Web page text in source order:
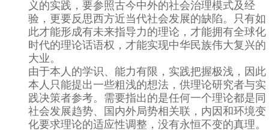
义的实践，要参照古今中外的社会治理模式及经
验，更要反思西方近当代社会发展的缺陷。只有如
此才能形成有未来指导力的理论，才能拥有全球化
时代的理论话语权，才能实现中华民族伟大复兴的
大业。
由于本人的学识、能力有限，实践把握极浅，因此
本人只能提出一些粗浅的想法，供理论研究者与实
践决策者参考。需要指出的是任何一个理论都是同
社会发展趋势、国内外局势相关联，内因和环境变
化要求理论的适应性调整，没有永恒不变的真理。